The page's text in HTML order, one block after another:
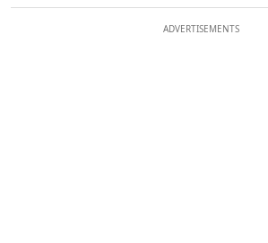
ADVERTISEMENTS